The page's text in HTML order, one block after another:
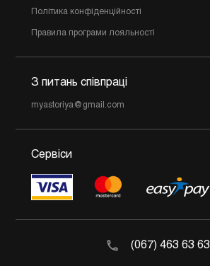
Політика конфіденційності
Правила програми лояльності
З питань співпраці
myastoriya@gmail.com
Сервіси
(067) 463 63 63